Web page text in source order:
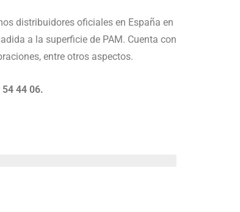
distribuidores oficiales en España en
a la superficie de PAM. Cuenta con
entre otros aspectos.
54 44 06.